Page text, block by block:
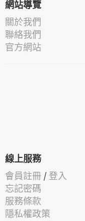
網站導覽
關於我們
聯絡我們
官方網站
線上服務
會員註冊 / 登入
忘記密碼
服務條款
隱私權政策